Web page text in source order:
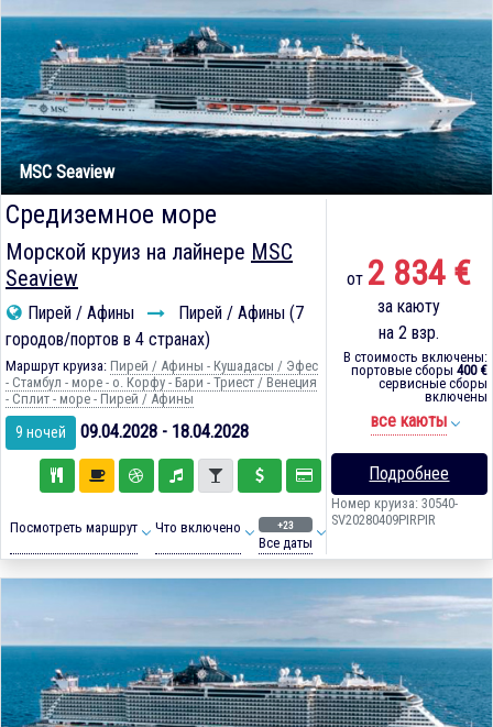
MSC Seaview
Средиземное море
Морской круиз на лайнере MSC
Seaview
Пирей / Афины
Пирей / Афины (7
городов/портов в 4 странах)
Маршрут круиза: Пирей / Афины - Кушадасы / Эфес
- Стамбул - море - о. Корфу - Бари - Триест / Венеция
- Сплит - море - Пирей / Афины
9 ночей 09.04.2028 - 18.04.2028
Посмотреть маршрут Что включено +23
Все даты
от 2 834 €
за каюту
на 2 взр.
В стоимость включены:
портовые сборы 400 €
сервисные сборы
включены
все каюты
Подробнее
Номер круиза: 30540-
SV20280409PIRPIR